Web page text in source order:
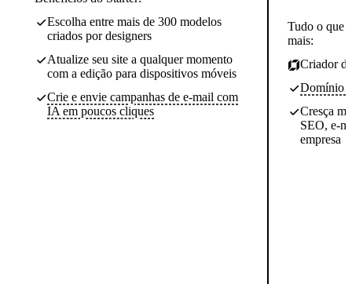
Escolha entre mais de 300 modelos
criados por designers
Atualize seu site a qualquer momento
com a edição para dispositivos móveis
Crie e envie campanhas de e-mail com
IA em poucos cliques
Tudo o que
mais:
Criador
Domínio
Cresça
SEO, e-
empresa